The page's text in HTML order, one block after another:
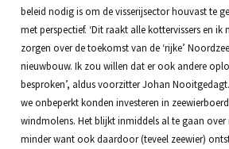
beleid nodig is om de visserijsector houvast te
met perspectief. ‘Dit raakt alle kottervissers en
zorgen over de toekomst van de ‘rijke’
nieuwbouw. Ik zou willen dat er ook andere
besproken’, aldus voorzitter Johan
we onbeperkt konden investeren in
windmolens. Het blijkt inmiddels al te gaan over
minder want ook daardoor (teveel zeewier)